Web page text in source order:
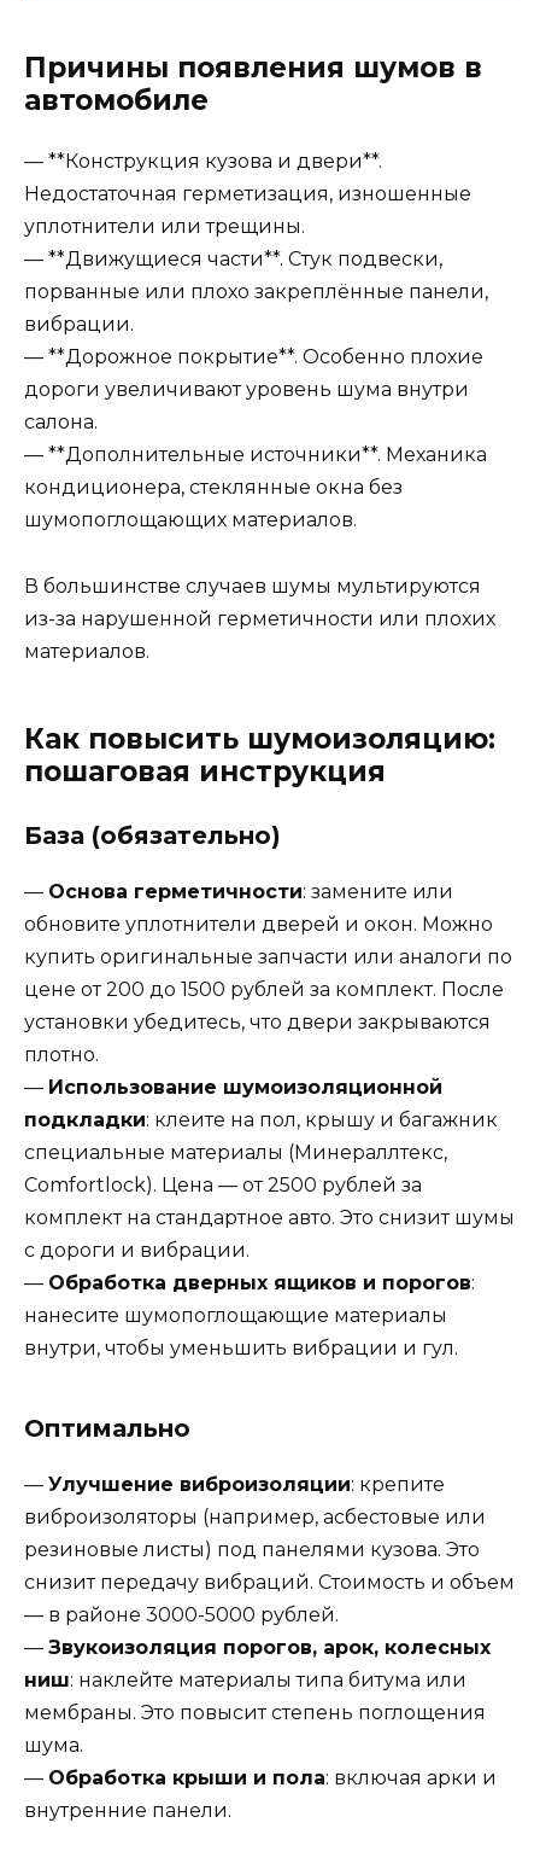
Причины появления шумов в
автомобиле
— **Конструкция кузова и двери**.
Недостаточная герметизация, изношенные
уплотнители или трещины.
— **Движущиеся части**. Стук подвески,
порванные или плохо закреплённые панели,
вибрации.
— **Дорожное покрытие**. Особенно плохие
дороги увеличивают уровень шума внутри
салона.
— **Дополнительные источники**. Механика
кондиционера, стеклянные окна без
шумопоглощающих материалов.
В большинстве случаев шумы мультируются
из-за нарушенной герметичности или плохих
материалов.
Как повысить шумоизоляцию:
пошаговая инструкция
База (обязательно)
— Основа герметичности: замените или
обновите уплотнители дверей и окон. Можно
купить оригинальные запчасти или аналоги по
цене от 200 до 1500 рублей за комплект. После
установки убедитесь, что двери закрываются
плотно.
— Использование шумоизоляционной
подкладки: клеите на пол, крышу и багажник
специальные материалы (Минераллтекс,
Comfortlock). Цена — от 2500 рублей за
комплект на стандартное авто. Это снизит шумы
с дороги и вибрации.
— Обработка дверных ящиков и порогов:
нанесите шумопоглощающие материалы
внутри, чтобы уменьшить вибрации и гул.
Оптимально
— Улучшение виброизоляции: крепите
виброизоляторы (например, асбестовые или
резиновые листы) под панелями кузова. Это
снизит передачу вибраций. Стоимость и объем
— в районе 3000-5000 рублей.
— Звукоизоляция порогов, арок, колесных
ниш: наклейте материалы типа битума или
мембраны. Это повысит степень поглощения
шума.
— Обработка крыши и пола: включая арки и
внутренние панели.